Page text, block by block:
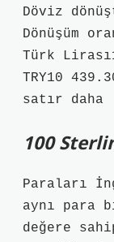
Döviz
Dönüşüm
Türk
TRY10
satır daha
100
Paraları
aynı para
değere